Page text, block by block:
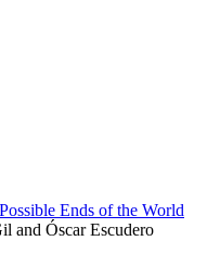
Ends of the World
and Óscar Escudero